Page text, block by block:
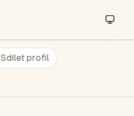
Sdílet profil